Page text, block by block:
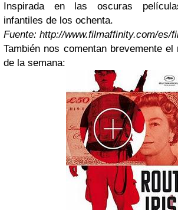
Inspirada en las oscuras
infantiles de los ochenta.
Fuente: http://www.filmaffinity.com/es/
También nos comentan brevemente
de la semana: